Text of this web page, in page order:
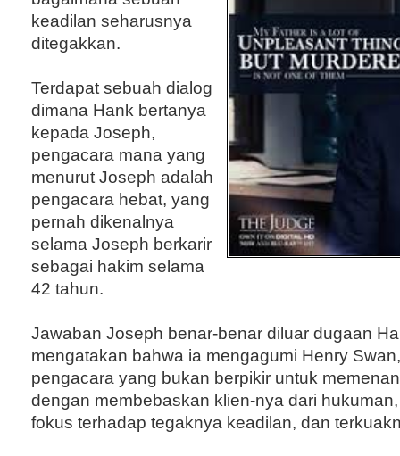
keadilan seharusnya
ditegakkan.
Terdapat sebuah dialog
dimana Hank bertanya
kepada Joseph,
pengacara mana yang
menurut Joseph adalah
pengacara hebat, yang
pernah dikenalnya
selama Joseph berkarir
sebagai hakim selama
42 tahun.
Jawaban Joseph benar-benar diluar dugaan
mengatakan bahwa ia mengagumi Henry
pengacara yang bukan berpikir untuk
dengan membebaskan klien-nya dari
fokus terhadap tegaknya keadilan, dan